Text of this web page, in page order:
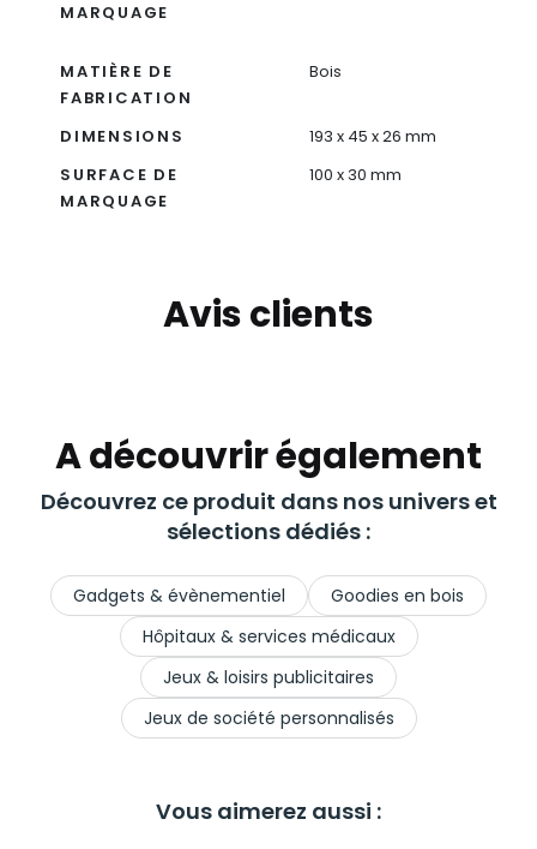
MARQUAGE
MATIÈRE DE
FABRICATION
Bois
DIMENSIONS
193 x 45 x 26 mm
SURFACE DE
MARQUAGE
100 x 30 mm
Avis clients
A découvrir également
Découvrez ce produit dans nos univers et
sélections dédiés :
Gadgets & évènementiel
Goodies en bois
Hôpitaux & services médicaux
Jeux & loisirs publicitaires
Jeux de société personnalisés
Vous aimerez aussi :